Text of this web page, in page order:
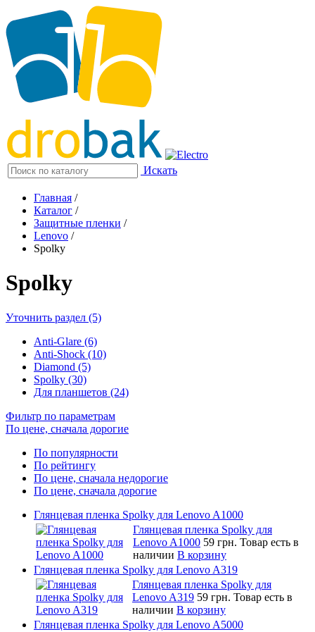
Искать
Главная /
Каталог /
Защитные пленки /
Lenovo /
Spolky
Spolky
Уточнить раздел (5)
Anti-Glare (6)
Anti-Shock (10)
Diamond (5)
Spolky (30)
Для планшетов (24)
Фильтр по параметрам
По цене, сначала дорогие
По популярности
По рейтингу
По цене, сначала недорогие
По цене, сначала дорогие
Глянцевая пленка Spolky для Lenovo A1000
Глянцевая пленка Spolky для
Lenovo A1000 59 грн. Товар есть в
наличии В корзину
Глянцевая пленка Spolky для Lenovo A319
Глянцевая пленка Spolky для
Lenovo A319 59 грн. Товар есть в
наличии В корзину
Глянцевая пленка Spolky для Lenovo A5000